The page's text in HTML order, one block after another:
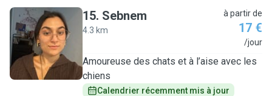
S
15. Sebnem
4.3 km
à partir de
17 €
/jour
Amoureuse des chats et à l’aise avec les
chiens
Calendrier récemment mis à jour